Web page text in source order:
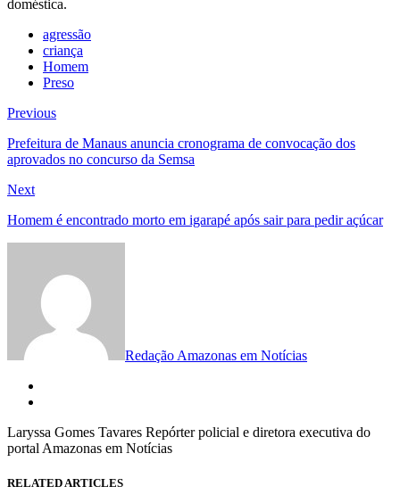
doméstica.
agressão
criança
Homem
Preso
Navegação
de
Post
PreviousPrevious
Prefeitura de Manaus anuncia cronograma de convocação dos
aprovados no concurso da Semsa
NextNext
Homem é encontrado morto em igarapé após sair para pedir açúcar
Redação Amazonas em Notícias
Laryssa Gomes Tavares Repórter policial e diretora executiva do
portal Amazonas em Notícias
RELATED ARTICLES